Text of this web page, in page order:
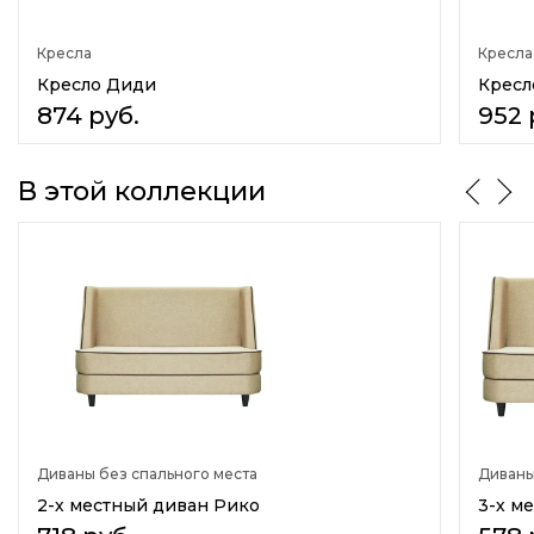
Материал изготовления каркаса
Массив дерева
Дсп
Ткань
Рогожка
Назначение
Для дома
На кухню
Для офиса
Кресла
Кресло Диди
874 руб.
Кресла
952
В этой коллекции
Диваны без спального места
2-х местный диван Рико 3-х